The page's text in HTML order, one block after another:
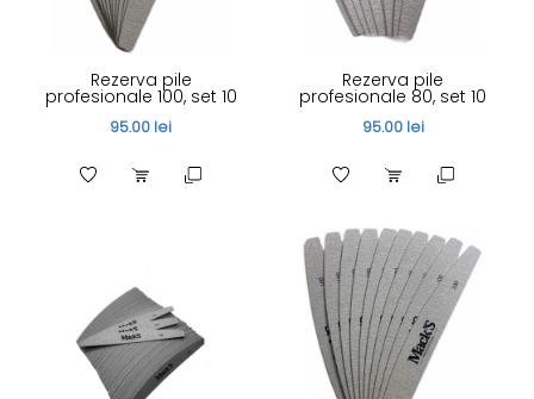
Rezerva pile
profesionale 100, set 10
95.00 lei
Rezerva pile
profesionale 80, set 10
95.00 lei